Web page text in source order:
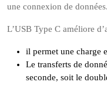
une connexion de données.
L’USB Type C améliore
il permet une charge
Le transferts de
seconde, soit le